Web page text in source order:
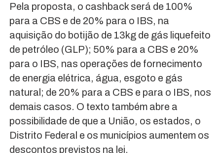
Pela proposta, o cashback será de 100%
para a CBS e de 20% para o IBS, na
aquisição do botijão de 13kg de gás liquefeito
de petróleo (GLP); 50% para a CBS e 20%
para o IBS, nas operações de fornecimento
de energia elétrica, água, esgoto e gás
natural; de 20% para a CBS e para o IBS, nos
demais casos. O texto também abre a
possibilidade de que a União, os estados, o
Distrito Federal e os municípios aumentem os
descontos previstos na lei.